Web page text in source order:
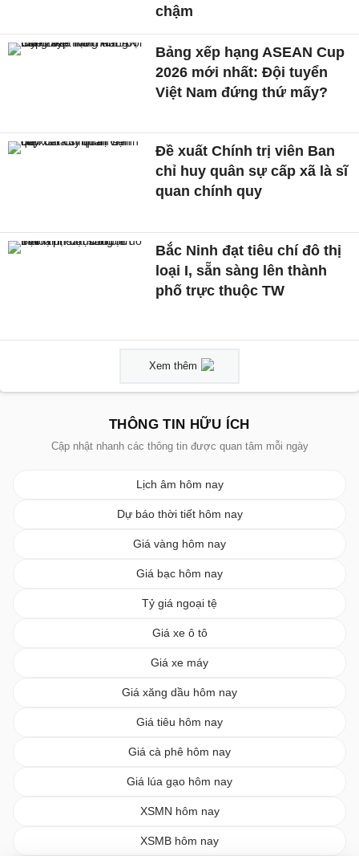
chậm
Bảng xếp hạng ASEAN Cup
2026 mới nhất: Đội tuyển
Việt Nam đứng thứ mấy?
Đề xuất Chính trị viên Ban
chỉ huy quân sự cấp xã là sĩ
quan chính quy
Bắc Ninh đạt tiêu chí đô thị
loại I, sẵn sàng lên thành
phố trực thuộc TW
Xem thêm
THÔNG TIN HỮU ÍCH
Cập nhật nhanh các thông tin được quan tâm mỗi ngày
Lịch âm hôm nay
Dự báo thời tiết hôm nay
Giá vàng hôm nay
Giá bạc hôm nay
Tỷ giá ngoại tệ
Giá xe ô tô
Giá xe máy
Giá xăng dầu hôm nay
Giá tiêu hôm nay
Giá cà phê hôm nay
Giá lúa gạo hôm nay
XSMN hôm nay
XSMB hôm nay